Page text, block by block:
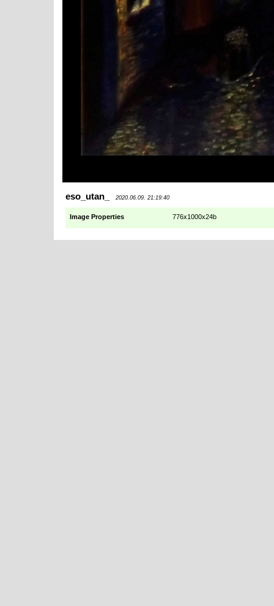
eso_utan_ 2020.06.09. 21:19:40
Image Properties 776x1000x24b